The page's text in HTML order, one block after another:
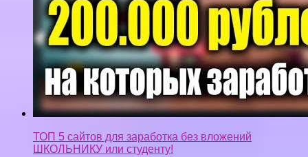
ТОП 5 сайтов для заработка без вложений
ШКОЛЬНИКУ или студенту!